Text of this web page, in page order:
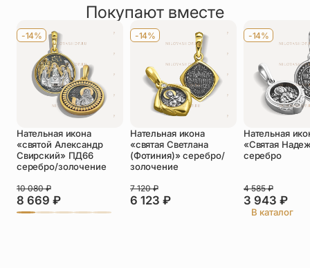
Оставить отзыв
Телефон
Отзыв*
Прикрепить фото
Покупают вместе
-14%
Нательная икона
«святой Александр
Свирский» ПД66
серебро/золочение
8 669 ₽
10 080₽
-14%
Нательная икона
«святая Светлана
(Фотиния)» серебро/
золочение
6 123 ₽
7 120₽
-14%
Нательная
«Святая
серебро
3 943 ₽
4 585₽
В каталог